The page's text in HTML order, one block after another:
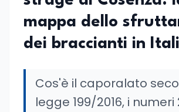
mappa dello
dei braccianti in
Cos'è il caporalato
legge 199/2016, i